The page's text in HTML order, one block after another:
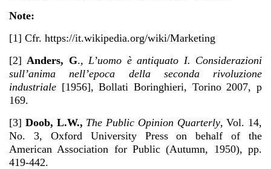
Note:
[1] Cfr. https://it.wikipedia.org/wiki/Marketing
[2] Anders, G., L’uomo è antiquato I. Considerazioni
sull’anima nell’epoca della seconda rivoluzione
industriale [1956], Bollati Boringhieri, Torino 2007, p
169.
[3] Doob, L.W., The Public Opinion Quarterly, Vol. 14,
No. 3, Oxford University Press on behalf of the
American Association for Public (Autumn, 1950), pp.
419-442.